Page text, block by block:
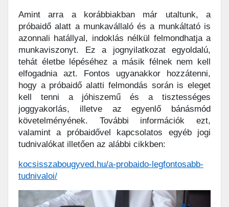
Amint arra a korábbiakban már utaltunk, a
próbaidő alatt a munkavállaló és a munkáltató is
azonnali hatállyal, indoklás nélkül felmondhatja a
munkaviszonyt. Ez a jognyilatkozat egyoldalú,
tehát életbe lépéséhez a másik félnek nem kell
elfogadnia azt. Fontos ugyanakkor hozzátenni,
hogy a próbaidő alatti felmondás során is eleget
kell tenni a jóhiszemű és a tisztességes
joggyakorlás, illetve az egyenlő bánásmód
követelményének. További információk ezt,
valamint a próbaidővel kapcsolatos egyéb jogi
tudnivalókat illetően az alábbi cikkben:
kocsisszabougyved.hu/a-probaido-legfontosabb-
tudnivaloi/